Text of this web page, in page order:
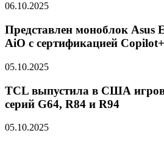
06.10.2025
Представлен моноблок Asus
AiO с сертификацией
05.10.2025
TCL выпустила в США
серий G64, R84 и R94
05.10.2025